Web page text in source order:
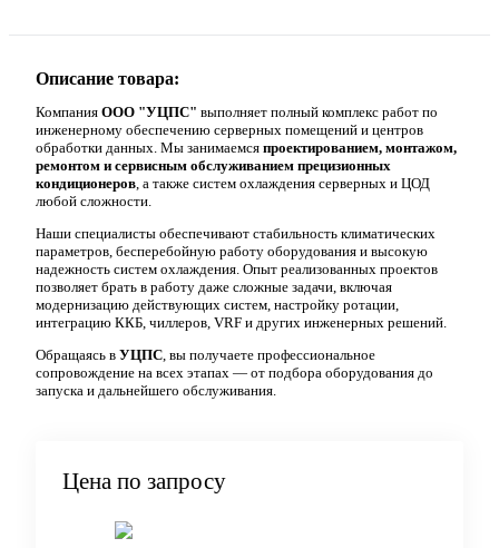
Описание товара:
Компания ООО "УЦПС" выполняет полный комплекс работ по
инженерному обеспечению серверных помещений и центров
обработки данных. Мы занимаемся проектированием, монтажом,
ремонтом и сервисным обслуживанием прецизионных
кондиционеров , а также систем охлаждения серверных и ЦОД
любой сложности.
Наши специалисты обеспечивают стабильность климатических
параметров, бесперебойную работу оборудования и высокую
надежность систем охлаждения. Опыт реализованных проектов
позволяет брать в работу даже сложные задачи, включая
модернизацию действующих систем, настройку ротации,
интеграцию ККБ, чиллеров, VRF и других инженерных решений.
Обращаясь в УЦПС , вы получаете профессиональное
сопровождение на всех этапах — от подбора оборудования до
запуска и дальнейшего обслуживания.
Цена по запросу